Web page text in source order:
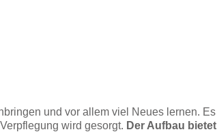
und vor allem viel Neues lernen. Es
wird gesorgt. Der Aufbau bietet